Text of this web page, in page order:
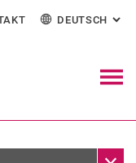
direkt zu: Inhalt
direkt zu: Suche
direkt zu:
Link in einem
Öffentlichkeit
suchen
DEUTSCH :